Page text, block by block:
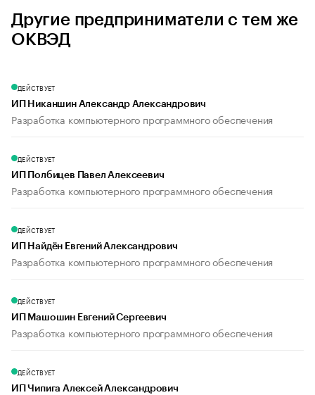
Другие предприниматели с тем же
ОКВЭД
ДЕЙСТВУЕТ
ИП Никаншин Александр Александрович
Разработка компьютерного программного обеспечения
ДЕЙСТВУЕТ
ИП Полбицев Павел Алексеевич
Разработка компьютерного программного обеспечения
ДЕЙСТВУЕТ
ИП Найдён Евгений Александрович
Разработка компьютерного программного обеспечения
ДЕЙСТВУЕТ
ИП Машошин Евгений Сергеевич
Разработка компьютерного программного обеспечения
ДЕЙСТВУЕТ
ИП Чипига Алексей Александрович